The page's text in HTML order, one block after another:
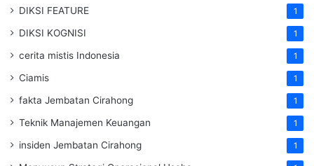
DIKSI FEATURE 1
DIKSI KOGNISI 1
cerita mistis Indonesia 1
Ciamis 1
fakta Jembatan Cirahong 1
Teknik Manajemen Keuangan 1
insiden Jembatan Cirahong 1